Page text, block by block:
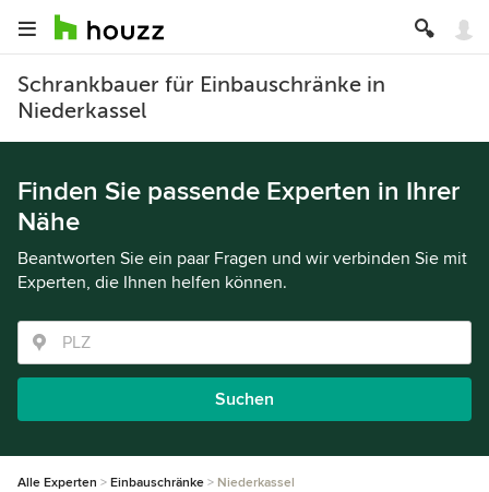
Schrankbauer für Einbauschränke in
Niederkassel
Finden Sie passende Experten in Ihrer
Nähe
Beantworten Sie ein paar Fragen und wir verbinden Sie mit
Experten, die Ihnen helfen können.
Suchen
Alle Experten Einbauschränke Niederkassel